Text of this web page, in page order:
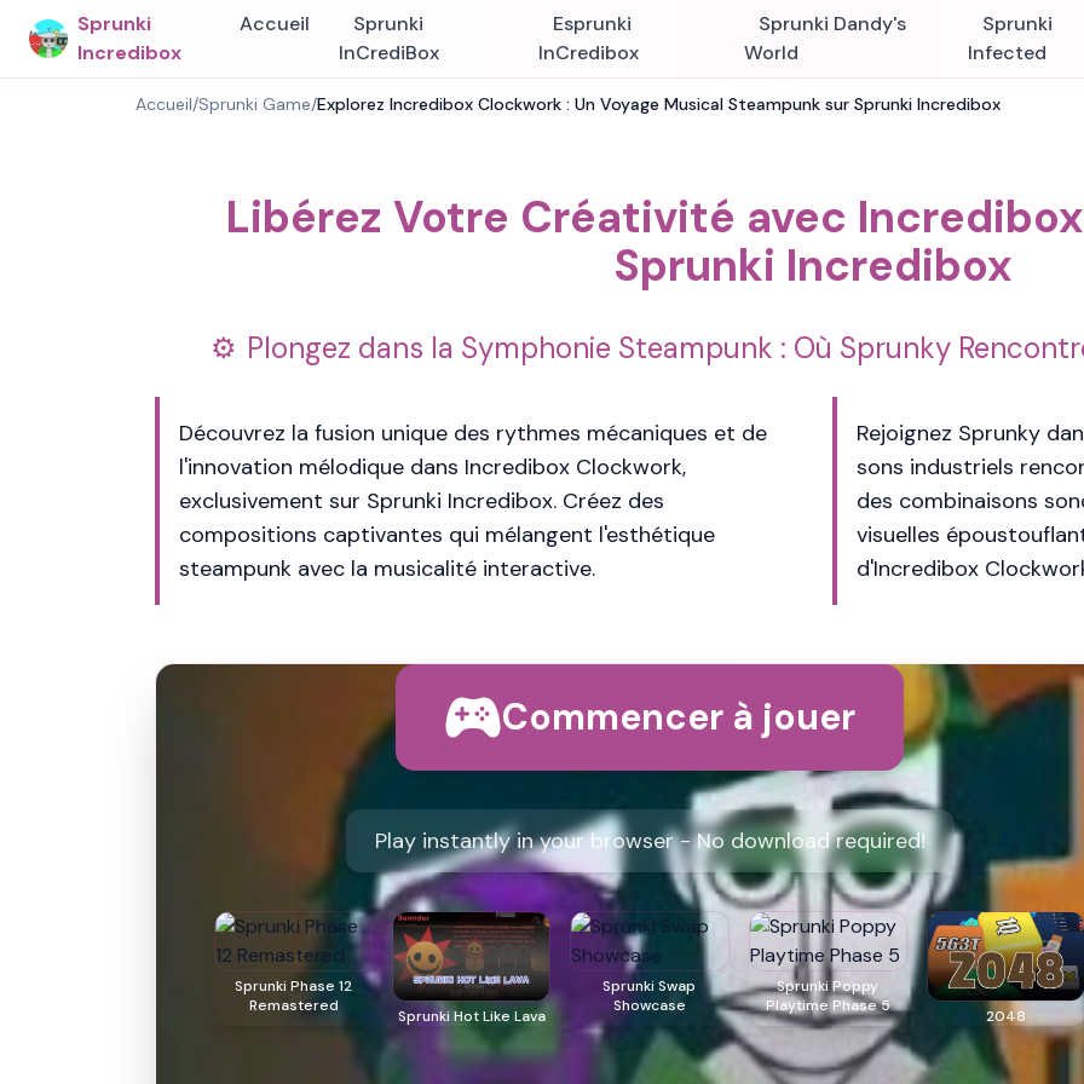
Sprunki
Incredibox
Accueil
Sprunki
InCrediBox
Esprunki
InCredibox
Sprunki Dandy's
World
Sprunki
Infected
Accueil/Sprunki Game/Explorez Incredibox Clockwork : Un Voyage Musical Steampunk sur Sprunki Incredibox
Libérez Votre Créativité avec
Sprunki Incredibox
Plongez dans la Symphonie Steampunk : Où Sprunky
Découvrez la fusion unique des rythmes mécaniques et de
l'innovation mélodique dans Incredibox Clockwork,
exclusivement sur Sprunki Incredibox. Créez des
compositions captivantes qui mélangent l'esthétique
steampunk avec la musicalité interactive.
Rejoignez Sprunky
sons industriels
des combinaisons
visuelles
d'Incredibox
Commencer à jouer
Play instantly in your browser - No download required!
Sprunki Phase 12
Remastered
Sprunki Hot Like Lava
Sprunki Swap
Showcase
Sprunki Poppy
Playtime Phase 5
2048